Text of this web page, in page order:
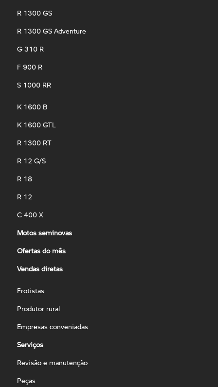
R 1300 GS
R 1300 GS Adventure
G 310 R
F 900 R
S 1000 RR
K 1600 B
K 1600 GTL
R 1300 RT
R 12 G/S
R 18
R 12
C 400 X
Motos seminovas
Ofertas do mês
Vendas diretas
Frotistas
Produtor rural
Empresas conveniadas
Serviços
Revisão e manutenção
Peças